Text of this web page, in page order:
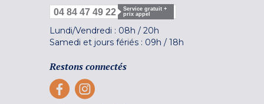
04 84 47 49 22
Service gratuit +
prix appel
Lundi/Vendredi : 08h / 20h
Samedi et jours fériés : 09h / 18h
Restons connectés